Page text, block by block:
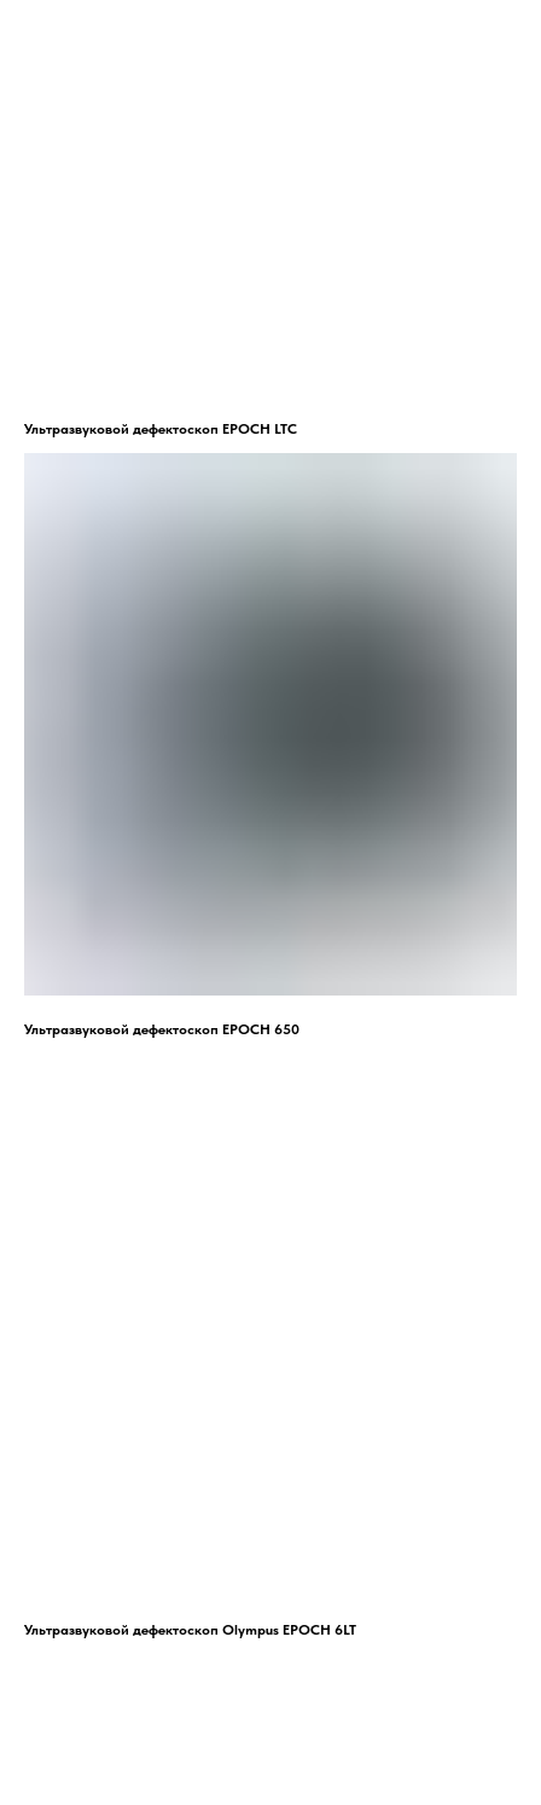
Ультразвуковой дефектоскоп EPOCH LTC
Ультразвуковой дефектоскоп EPOCH 650
Ультразвуковой дефектоскоп Olympus EPOCH 6LT